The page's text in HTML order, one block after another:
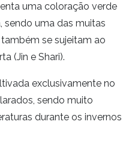
uma coloração verde
sendo uma das muitas
se sujeitam ao
(Jin e Shari).
exclusivamente no
sendo muito
durante os invernos